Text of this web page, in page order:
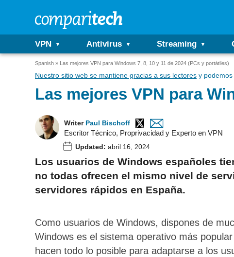
VPN Antivirus Streaming
Spanish Las mejores VPN para Windows 7, 8, 10 y 11 de 2024 (PCs y portátiles)
Nuestro sitio web se mantiene gracias a sus lectores y
Las mejores VPN para
Writer Paul Bischoff
Escritor Técnico, Proprivacidad y Experto en VPN
Updated: abril 16, 2024
Los usuarios de Windows españoles
no todas ofrecen el mismo nivel de
servidores rápidos en España.
Como usuarios de Windows, dispones de
Windows es el sistema operativo más
hacen todo lo posible para adaptarse a los